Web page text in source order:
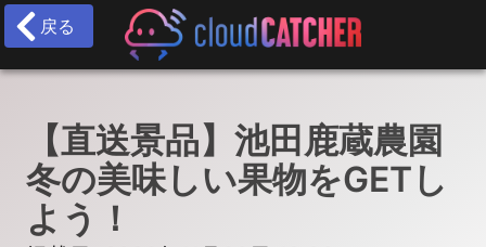
戻る
【直送景品】池田鹿蔵農園
冬の美味しい果物をGETし
よう！